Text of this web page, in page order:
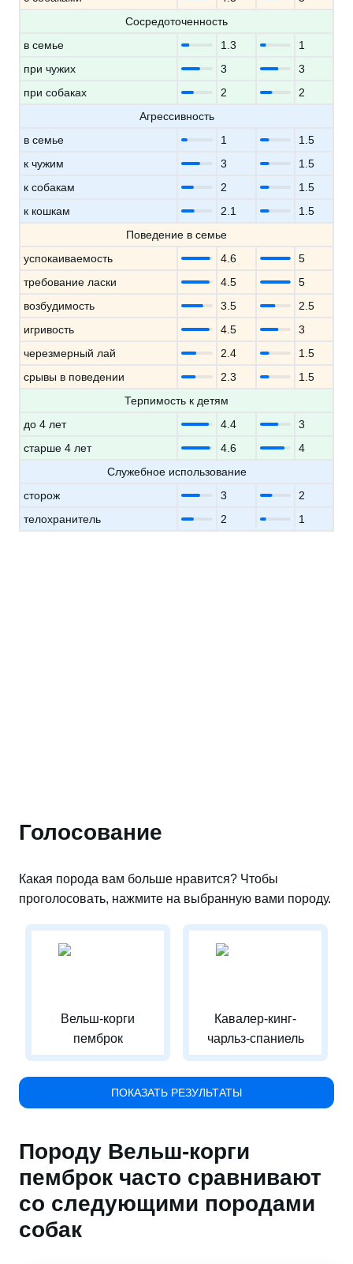
Сосредоточенность
в семье
1.3
1
при чужих
3
3
при собаках
2
2
Агрессивность
в семье
1
1.5
к чужим
3
1.5
к собакам
2
1.5
к кошкам
2.1
1.5
Поведение в семье
успокаиваемость
4.6
5
требование ласки
4.5
5
возбудимость
3.5
2.5
игривость
4.5
3
черезмерный лай
2.4
1.5
срывы в поведении
2.3
1.5
Терпимость к детям
до 4 лет
4.4
3
старше 4 лет
4.6
4
Служебное использование
сторож
3
2
телохранитель
2 1
Голосование
Какая порода вам больше нравится? Чтобы
проголосовать, нажмите на выбранную вами породу.
Вельш-корги
пемброк
Кавалер-кинг-
чарльз-спаниель
ПОКАЗАТЬ РЕЗУЛЬТАТЫ
Породу Вельш-корги
пемброк часто сравнивают
со следующими породами
собак